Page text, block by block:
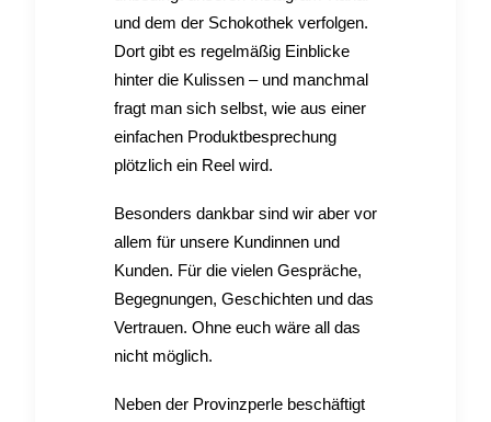
und dem der Schokothek verfolgen.
Dort gibt es regelmäßig Einblicke
hinter die Kulissen – und manchmal
fragt man sich selbst, wie aus einer
einfachen Produktbesprechung
plötzlich ein Reel wird.
Besonders dankbar sind wir aber vor
allem für unsere Kundinnen und
Kunden. Für die vielen Gespräche,
Begegnungen, Geschichten und das
Vertrauen. Ohne euch wäre all das
nicht möglich.
Neben der Provinzperle beschäftigt